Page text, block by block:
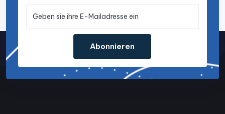
Abonnieren